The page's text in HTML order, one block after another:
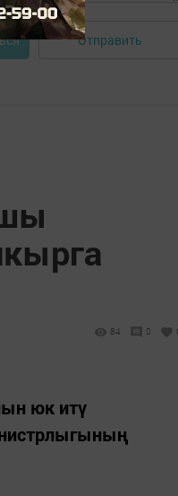
Отправить
84 0
юк итү